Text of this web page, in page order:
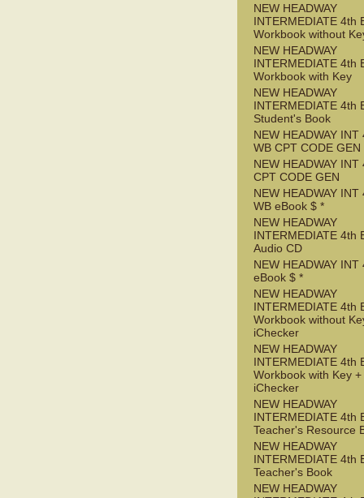
NEW HEADWAY
INTERMEDIATE 4th
Workbook without
NEW HEADWAY
INTERMEDIATE 4th
Workbook with Key
NEW HEADWAY
INTERMEDIATE 4th
Student's Book
NEW HEADWAY INT
WB CPT CODE GEN
NEW HEADWAY INT
CPT CODE GEN
NEW HEADWAY INT
WB eBook $ *
NEW HEADWAY
INTERMEDIATE 4th
Audio CD
NEW HEADWAY INT
eBook $ *
NEW HEADWAY
INTERMEDIATE 4th
Workbook without
iChecker
NEW HEADWAY
INTERMEDIATE 4th
Workbook with Key +
iChecker
NEW HEADWAY
INTERMEDIATE 4th
Teacher's Resource
NEW HEADWAY
INTERMEDIATE 4th
Teacher's Book
NEW HEADWAY